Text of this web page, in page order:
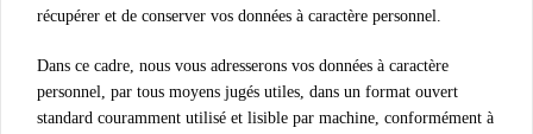
récupérer et de conserver vos données à caractère personnel.
Dans ce cadre, nous vous adresserons vos données à caractère
personnel, par tous moyens jugés utiles, dans un format ouvert
standard couramment utilisé et lisible par machine, conformément à